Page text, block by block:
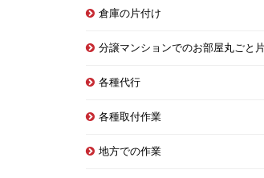
倉庫の片付け
分譲マンションでのお部屋丸ごと
各種代行
各種取付作業
地方での作業